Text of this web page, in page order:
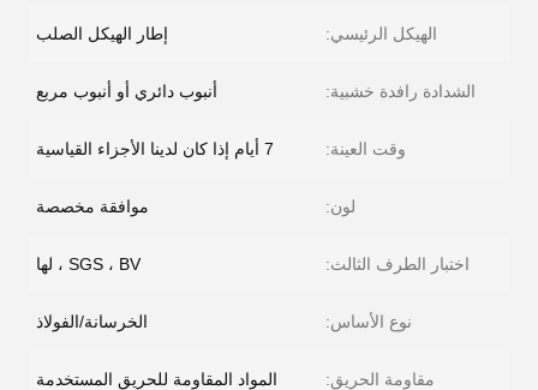
الهيكل الرئيسي: إطار الهيكل الصلب
الشدادة رافدة خشبية: أنبوب دائري أو أنبوب مربع
وقت العينة: 7 أيام إذا كان لدينا الأجزاء القياسية
لون: موافقة مخصصة
اختبار الطرف الثالث: SGS ، BV ، لها
نوع الأساس: الخرسانة/الفولاذ
مقاومة الحريق: المواد المقاومة للحريق المستخدمة